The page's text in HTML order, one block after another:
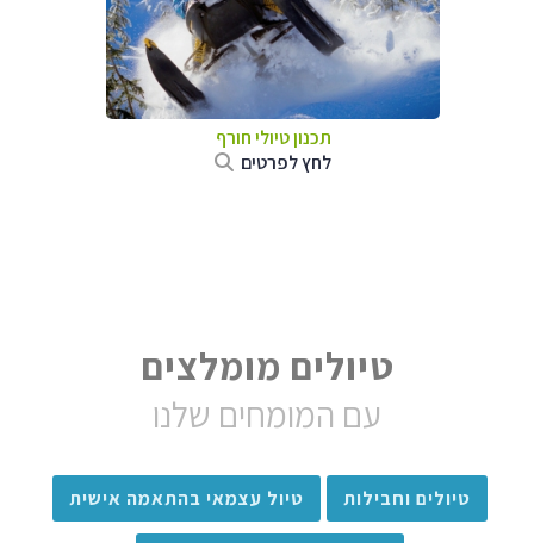
תכנון טיולי חורף
לחץ לפרטים
טיולים מומלצים
עם המומחים שלנו
טיולים וחבילות טיול עצמאי בהתאמה אישית